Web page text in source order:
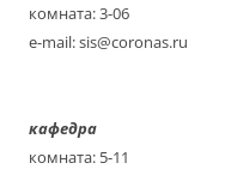
комната: 3-06
e-mail: sis@coronas.ru
кафедра
комната: 5-11